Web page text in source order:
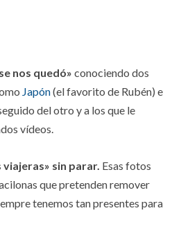
nos quedó» conociendo dos
Japón(el favorito de Rubén) e
del otro y a los que le
vídeos.
sin parar. Esas fotos
que pretenden remover
tenemos tan presentes para